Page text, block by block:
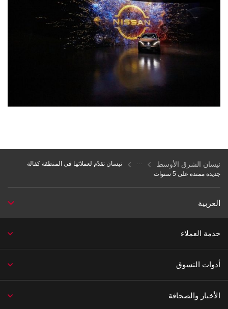
نيسان الشرق الأوسط
نيسان تقدّم لعملائها في المنطقة كفالة
جديدة ممتدة على 5 سنوات
العربية
G
E
خدمة العملاء
G
أدوات التسوق
الأخبار والصحافة